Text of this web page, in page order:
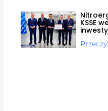
KSSE